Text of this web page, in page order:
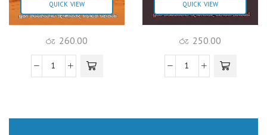
QUICK VIEW
රු 260.00
QUICK VIEW
රු 250.00